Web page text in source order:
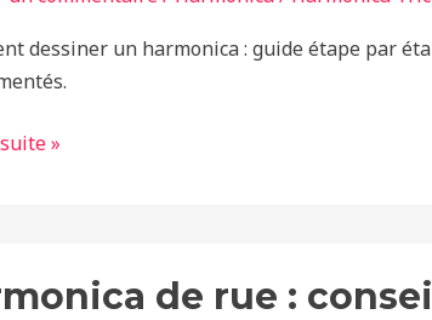
dessiner un harmonica : guide étape par
»
de rue :